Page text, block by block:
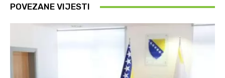
POVEZANE VIJESTI